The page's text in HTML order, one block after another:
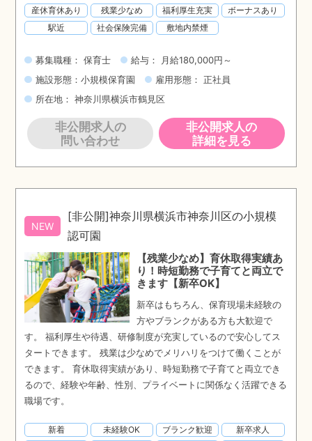
産休育休あり 残業少なめ 福利厚生充実
ボーナスあり
駅近
社会保険完備 敷地内禁煙
募集職種： 保育士
給与： 月給180,000円～
施設形態：小規模保育園
雇用形態： 正社員
所在地： 神奈川県横浜市鶴見区
非公開求人の
問い合わせ
非公開求人の
詳細を見る
NEW
[非公開]神奈川県横浜市神奈川区の小規模
認可園
【残業少なめ】育休取得実績あ
り！時短勤務で子育てと両立で
きます【新卒OK】
新卒はもちろん、保育現場未経験の
方やブランクがある方も大歓迎で
す。 福利厚生や待遇、研修制度が充実しているので安心してス
タートできます。 残業は少なめでメリハリをつけて働くことが
できます。 育休取得実績があり、時短勤務で子育てと両立でき
るので、経験や年齢、性別、プライベートに関係なく活躍できる
職場です。
新着 未経験OK ブランク歓迎
新卒求人